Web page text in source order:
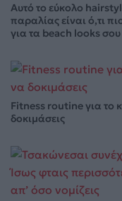
Αυτό το εύκολο
παραλίας είναι ό,τι
για τα beach looks σου
Fitness routine για το
δοκιμάσεις